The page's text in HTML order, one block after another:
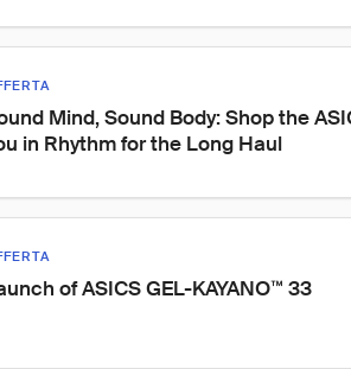
Mind, Sound Body: Shop the
in Rhythm for the Long Haul
of ASICS GEL-KAYANO™ 33